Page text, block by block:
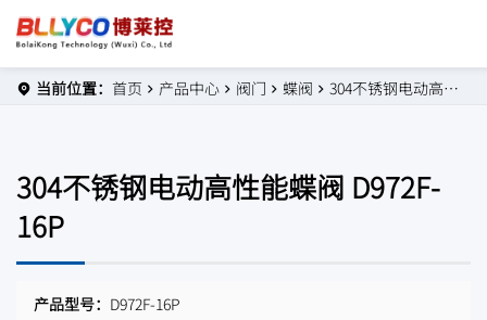
当前位置： 首页 产品中心 阀门 蝶阀 304不锈钢电动高性能蝶阀 D972F-16P
304不锈钢电动高性能蝶阀 D972F-
16P
产品型号： D972F-16P